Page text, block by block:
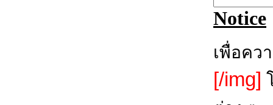
Notice
เพื่อคว
[/img]